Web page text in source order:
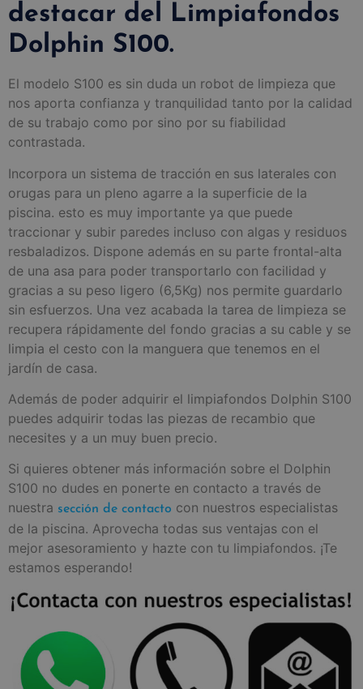
destacar del Limpiafondos
Dolphin S100.
El modelo S100 es sin duda un robot de limpieza que
nos aporta confianza y tranquilidad tanto por la calidad
de su trabajo como por sino por su fiabilidad
contrastada.
Incorpora un sistema de tracción en sus laterales con
orugas para un pleno agarre a la superficie de la
piscina. esto es muy importante ya que puede
traccionar y subir paredes incluso con algas y residuos
resbaladizos. Dispone además en su parte frontal-alta
de una asa para poder transportarlo con facilidad y
gracias a su peso ligero (6,5Kg) nos permite guardarlo
sin esfuerzos. Una vez acabada la tarea de limpieza se
recupera rápidamente del fondo gracias a su cable y se
limpia el cesto con la manguera que tenemos en el
jardín de casa.
Además de poder adquirir el limpiafondos Dolphin S100
puedes adquirir todas las piezas de recambio que
necesites y a un muy buen precio.
Si quieres obtener más información sobre el Dolphin
S100 no dudes en ponerte en contacto a través de
nuestra sección de contacto con nuestros especialistas
de la piscina. Aprovecha todas sus ventajas con el
mejor asesoramiento y hazte con tu limpiafondos. ¡Te
estamos esperando!